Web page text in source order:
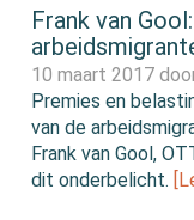
Frank van
10 maart 2017
Premies en
van de
Frank van Gool,
dit onderbelicht.